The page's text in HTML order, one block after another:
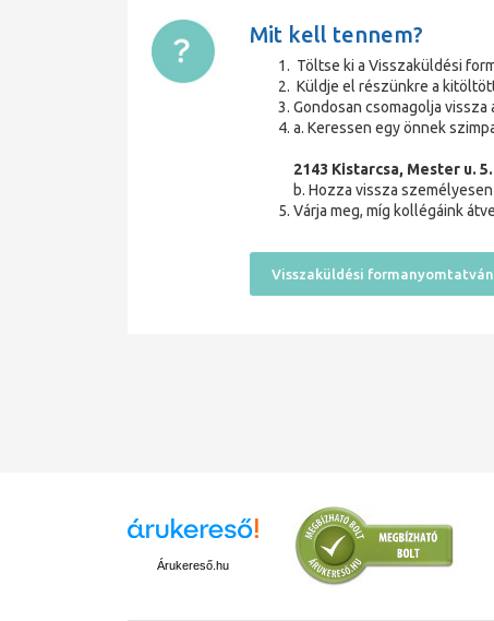
Mit kell tennem?
Töltse ki a Visszaküldési
Küldje el részünkre a
Gondosan csomagolja
a. Keressen egy önnek
2143 Kistarcsa, Mester u. 5.
b. Hozza vissza
Várja meg, míg kollégáink
Visszaküldési
Árukereső.hu